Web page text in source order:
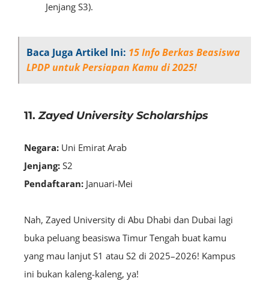
Jenjang S3).
Baca Juga Artikel Ini: 15 Info Berkas Beasiswa
LPDP untuk Persiapan Kamu di 2025!
11. Zayed University Scholarships
Negara: Uni Emirat Arab
Jenjang: S2
Pendaftaran: Januari-Mei
Nah, Zayed University di Abu Dhabi dan Dubai lagi
buka peluang beasiswa Timur Tengah buat kamu
yang mau lanjut S1 atau S2 di 2025–2026! Kampus
ini bukan kaleng-kaleng, ya!